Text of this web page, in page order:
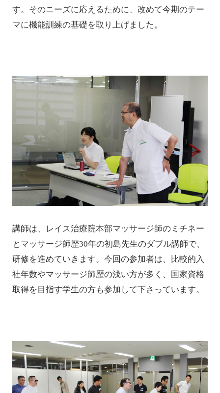
す。そのニーズに応えるために、改めて今期のテー
マに機能訓練の基礎を取り上げました。
講師は、レイス治療院本部マッサージ師のミチネー
とマッサージ師歴30年の初島先生のダブル講師で、
研修を進めていきます。今回の参加者は、比較的入
社年数やマッサージ師歴の浅い方が多く、国家資格
取得を目指す学生の方も参加して下さっています。